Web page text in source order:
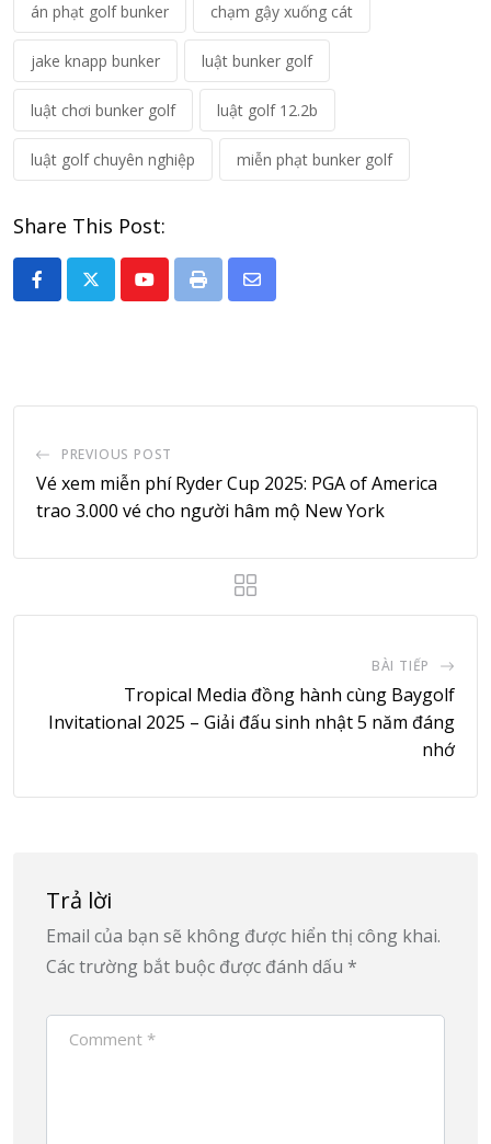
án phạt golf bunker chạm gậy xuống cát
jake knapp bunker luật bunker golf
luật chơi bunker golf luật golf 12.2b
luật golf chuyên nghiệp miễn phạt bunker golf
Share This Post:
YoutubePrint
Share
PREVIOUS POST
Vé xem miễn phí Ryder Cup 2025: PGA of America
trao 3.000 vé cho người hâm mộ New York
BÀI TIẾP
Tropical Media đồng hành cùng Baygolf
Invitational 2025 – Giải đấu sinh nhật 5 năm đáng
nhớ
Trả lời
Email của bạn sẽ không được hiển thị công khai.
Các trường bắt buộc được đánh dấu *